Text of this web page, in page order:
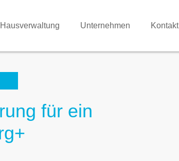
Hausverwaltung Unternehmen Kontakt
für ein